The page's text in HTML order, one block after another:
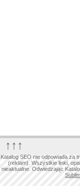
↑↑↑
Katalog SEO nie odpowiada za
(reklam). Wszystkie linki,
nieaktualne. Odwiedzając